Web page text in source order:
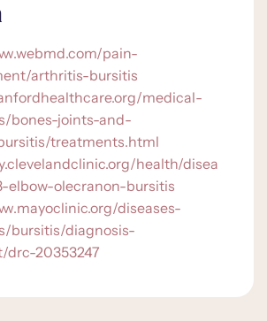
pain-
arthritis-bursitis
medical-
bones-joints-and-
treatments.html
health/disea
elbow-olecranon-bursitis
diseases-
bursitis/diagnosis-
drc-20353247